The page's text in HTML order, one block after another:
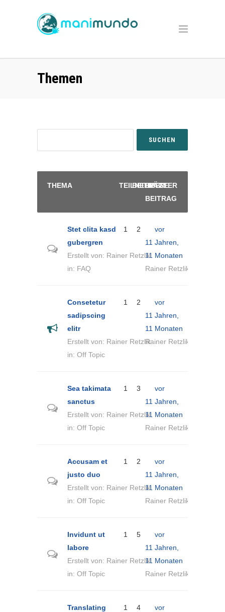
Themen
THEMA TEILNEHMER
BEITRÄGE
LETZTER
BEITRAG
Stet clita kasd
gubergren
Erstellt von: Rainer Retzlik
in: FAQ
1 2
vor
11 Jahren,
11 Monaten
Rainer Retzlik
Consetetur
sadipscing
elitr
Erstellt von: Rainer Retzlik
in: Off Topic
1 2
vor
11 Jahren,
11 Monaten
Rainer Retzlik
Sea takimata
sanctus
Erstellt von: Rainer Retzlik
in: Off Topic
1 3
vor
11 Jahren,
11 Monaten
Rainer Retzlik
Accusam et
justo duo
Erstellt von: Rainer Retzlik
in: Off Topic
1 2
vor
11 Jahren,
11 Monaten
Rainer Retzlik
Invidunt ut
labore
Erstellt von: Rainer Retzlik
in: Off Topic
1 5
vor
11 Jahren,
11 Monaten
Rainer Retzlik
Translating
1 4
vor